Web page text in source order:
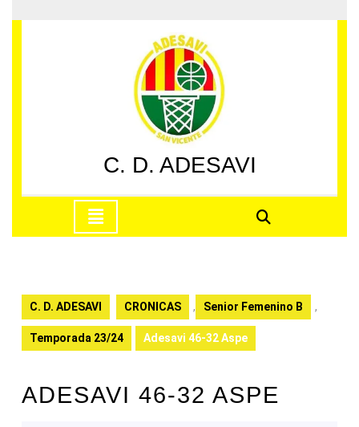
al
C. D. ADESAVI
apertura
C. D. ADESAVI CRONICAS , Senior Femenino B ,
Temporada 23/24 Adesavi 46-32 Aspe
ADESAVI 46-32 ASPE